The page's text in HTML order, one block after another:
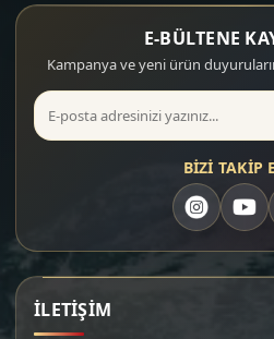
E-BÜLTENE
Kampanya ve yeni ürün
BİZİ TAKİP
İLETİŞİM